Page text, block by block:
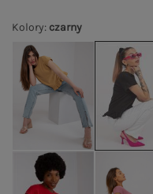
Kolory: czarny